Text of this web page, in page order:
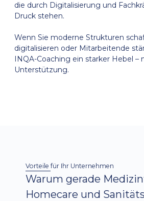
die durch Digitalisierung und
Druck stehen.
Wenn Sie moderne Strukturen
digitalisieren oder Mitarbeitende
INQA-Coaching ein starker Hebel –
Unterstützung.
Vorteile für Ihr Unternehmen
Warum gerade
Homecare und